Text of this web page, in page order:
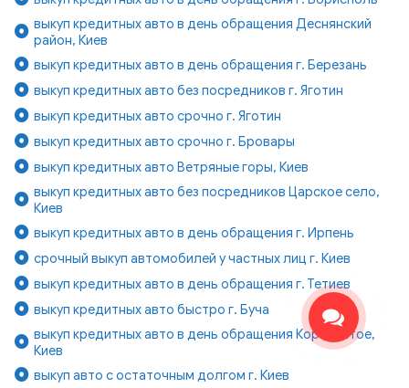
выкуп кредитных авто в день обращения Деснянский
район, Киев
выкуп кредитных авто в день обращения г. Березань
выкуп кредитных авто без посредников г. Яготин
выкуп кредитных авто срочно г. Яготин
выкуп кредитных авто срочно г. Бровары
выкуп кредитных авто Ветряные горы, Киев
выкуп кредитных авто без посредников Царское село,
Киев
выкуп кредитных авто в день обращения г. Ирпень
срочный выкуп автомобилей у частных лиц г. Киев
выкуп кредитных авто в день обращения г. Тетиев
выкуп кредитных авто быстро г. Буча
выкуп кредитных авто в день обращения Корчеватое,
Киев
выкуп авто с остаточным долгом г. Киев